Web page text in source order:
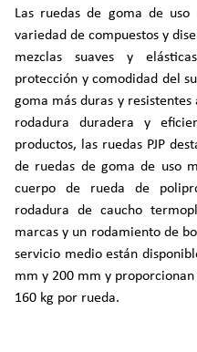
Las ruedas de goma de
variedad de compuestos y
mezclas suaves y
protección y comodidad del
goma más duras y
rodadura duradera y
productos, las ruedas PJP
de ruedas de goma de uso
cuerpo de rueda de
rodadura de caucho
marcas y un rodamiento de
servicio medio están
mm y 200 mm y
160 kg por rueda.